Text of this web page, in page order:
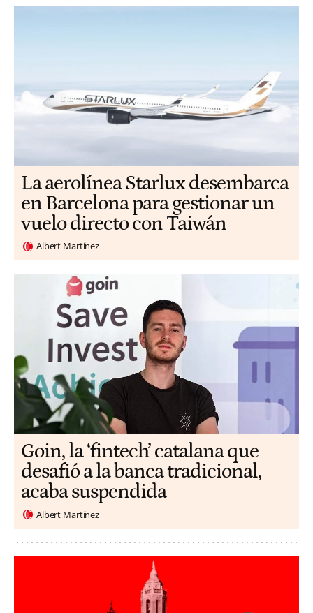
La aerolínea Starlux desembarca
en Barcelona para gestionar un
vuelo directo con Taiwán
Albert Martínez
Goin, la ‘fintech’ catalana que
desafió a la banca tradicional,
acaba suspendida
Albert Martínez